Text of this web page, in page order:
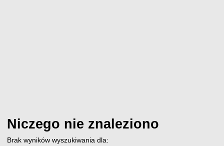
Niczego nie znaleziono
Brak wyników wyszukiwania dla: